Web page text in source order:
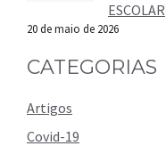
ESCOLAR
20 de maio de 2026
CATEGORIAS
Artigos
Covid-19